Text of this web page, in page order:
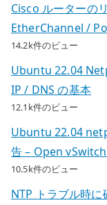
Cisco ルーターの
EtherChannel /
14.2k件のビュー
Ubuntu 22.04
IP / DNS の基本
12.1k件のビュー
Ubuntu 22.04
告 – Open
10.5k件のビュー
NTP トラブル時